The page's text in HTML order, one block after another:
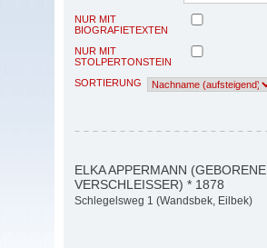
NUR MIT
BIOGRAFIETEXTEN
NUR MIT
STOLPERTONSTEIN
SORTIERUNG
ELKA APPERMANN (GEBORENE
VERSCHLEISSER) * 1878
Schlegelsweg 1 (Wandsbek, Eilbek)